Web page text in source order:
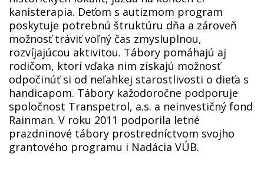
kanisterapia. Deťom s autizmom program
poskytuje potrebnú štruktúru dňa a zároveň
možnosť tráviť voľný čas zmysluplnou,
rozvíjajúcou aktivitou. Tábory pomáhajú aj
rodičom, ktorí vďaka nim získajú možnosť
odpočinúť si od neľahkej starostlivosti o dieťa s
handicapom. Tábory kažodoročne podporuje
spoločnost Transpetrol, a.s. a neinvestičný fond
Rainman. V roku 2011 podporila letné
prazdninové tábory prostredníctvom svojho
grantového programu i Nadácia VÚB.